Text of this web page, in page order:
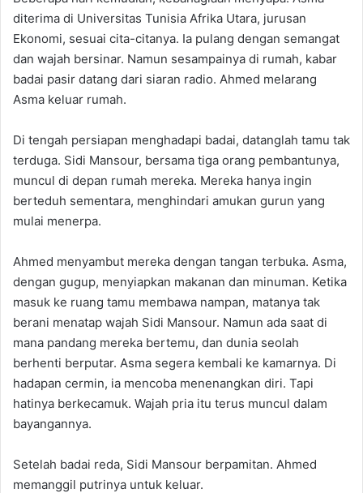
diterima di Universitas Tunisia Afrika Utara, jurusan
Ekonomi, sesuai cita-citanya. Ia pulang dengan semangat
dan wajah bersinar. Namun sesampainya di rumah, kabar
badai pasir datang dari siaran radio. Ahmed melarang
Asma keluar rumah.
Di tengah persiapan menghadapi badai, datanglah tamu tak
terduga. Sidi Mansour, bersama tiga orang pembantunya,
muncul di depan rumah mereka. Mereka hanya ingin
berteduh sementara, menghindari amukan gurun yang
mulai menerpa.
Ahmed menyambut mereka dengan tangan terbuka. Asma,
dengan gugup, menyiapkan makanan dan minuman. Ketika
masuk ke ruang tamu membawa nampan, matanya tak
berani menatap wajah Sidi Mansour. Namun ada saat di
mana pandang mereka bertemu, dan dunia seolah
berhenti berputar. Asma segera kembali ke kamarnya. Di
hadapan cermin, ia mencoba menenangkan diri. Tapi
hatinya berkecamuk. Wajah pria itu terus muncul dalam
bayangannya.
Setelah badai reda, Sidi Mansour berpamitan. Ahmed
memanggil putrinya untuk keluar.